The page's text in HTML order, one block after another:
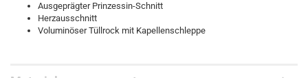
Ausgeprägter Prinzessin-Schnitt
Herzausschnitt
Voluminöser Tüllrock mit Kapellenschleppe